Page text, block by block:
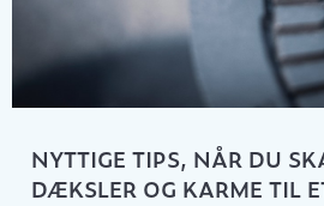
NYTTIGE TIPS, NÅR DU
DÆKSLER OG KARME TIL